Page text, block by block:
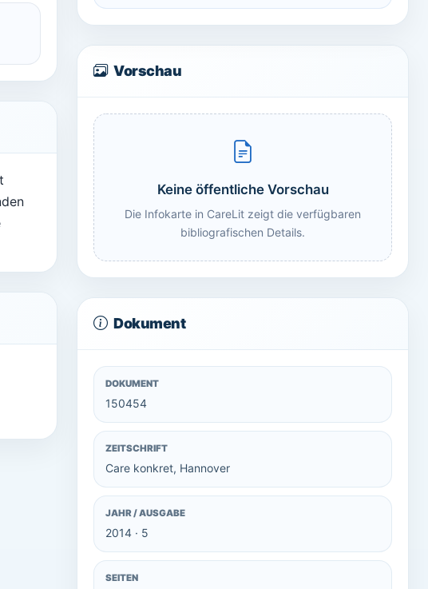
Vorschau
Keine öffentliche Vorschau
Die Infokarte in CareLit zeigt die verfügbaren
bibliografischen Details.
Dokument
DOKUMENT
150454
ZEITSCHRIFT
Care konkret, Hannover
JAHR / AUSGABE
2014 · 5
SEITEN